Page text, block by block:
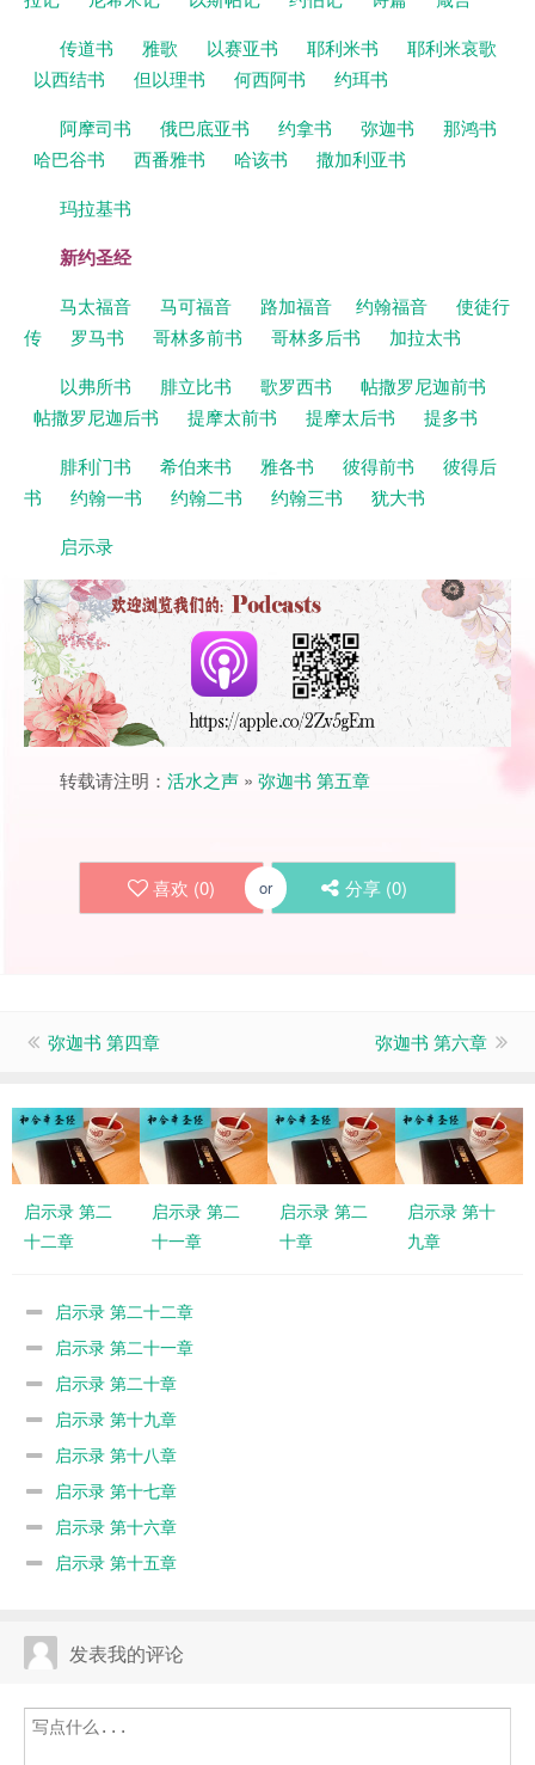
传道书
雅歌 以赛亚书 耶利米书
耶利米哀歌
以西结书
但以理书 何西阿书
约珥书
阿摩司书
俄巴底亚书 约拿书 弥迦书
那鸿书
哈巴谷书
西番雅书 哈该书
撒加利亚书
玛拉基书
新约圣经
马太福音 马可福音 路加福音 约翰福音
使徒行
传
罗马书 哥林多前书 哥林多后书
加拉太书
以弗所书
腓立比书 歌罗西书
帖撒罗尼迦前书
帖撒罗尼迦后书
提摩太前书 提摩太后书
提多书
腓利门书
希伯来书 雅各书 彼得前书
彼得后
书
约翰一书 约翰二书 约翰三书
犹大书
启示录
转载请注明： 活水之声 » 弥迦书 第五章
喜欢 (0) or 分享 (0)
弥迦书 第四章 弥迦书 第六章
启示录 第二
十二章
启示录 第二
十一章
启示录 第二
十章
启示录 第十
九章
启示录 第二十二章
启示录 第二十一章
启示录 第二十章
启示录 第十九章
启示录 第十八章
启示录 第十七章
启示录 第十六章
启示录 第十五章
发表我的评论